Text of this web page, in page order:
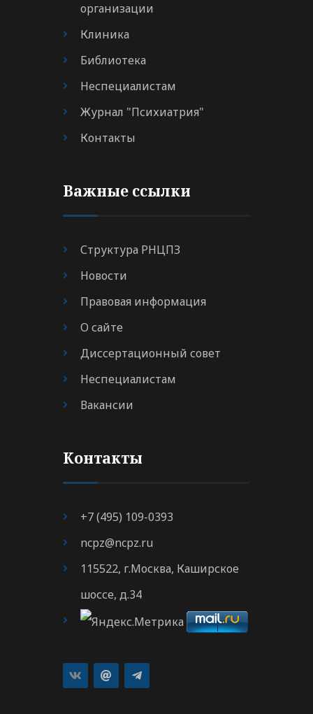
организации
Клиника
Библиотека
Неспециалистам
Журнал "Психиатрия"
Контакты
Важные ссылки
Структура РНЦПЗ
Новости
Правовая информация
О сайте
Диссертационный совет
Неспециалистам
Вакансии
Контакты
+7 (495) 109-0393
ncpz@ncpz.ru
115522, г.Москва, Каширское
шоссе, д.34